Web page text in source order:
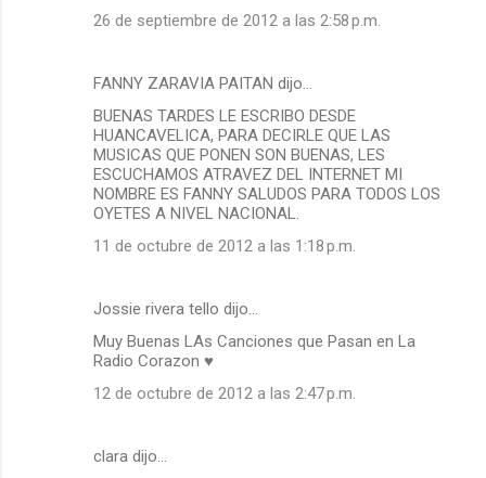
26 de septiembre de 2012 a las 2:58 p.m.
FANNY ZARAVIA PAITAN dijo…
BUENAS TARDES LE ESCRIBO DESDE
HUANCAVELICA, PARA DECIRLE QUE LAS
MUSICAS QUE PONEN SON BUENAS, LES
ESCUCHAMOS ATRAVEZ DEL INTERNET MI
NOMBRE ES FANNY SALUDOS PARA TODOS LOS
OYETES A NIVEL NACIONAL.
11 de octubre de 2012 a las 1:18 p.m.
Jossie rivera tello dijo…
Muy Buenas LAs Canciones que Pasan en La
Radio Corazon ♥
12 de octubre de 2012 a las 2:47 p.m.
clara dijo…